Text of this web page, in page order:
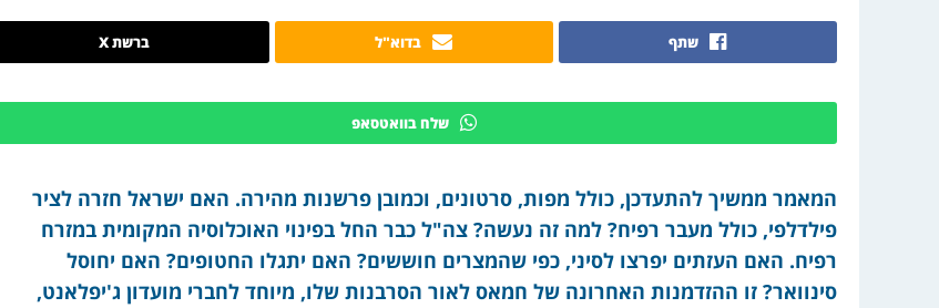
שתף בדוא"ל ברשת X
שלח בוואטסאפ
המאמר ממשיך להתעדכן, כולל מפות, סרטונים, וכמובן פרשנות מהירה. האם ישראל חזרה לציר
פילדלפי, כולל מעבר רפיח? למה זה נעשה? צה"ל כבר החל בפינוי האוכלוסיה המקומית במזרח
רפיח. האם העזתים יפרצו לסיני, כפי שהמצרים חוששים? האם יתגלו החטופים? האם יחוסל
סינוואר? זו ההזדמנות האחרונה של חמאס לאור הסרבנות שלו, מיוחד לחברי מועדון ג'יפלאנט,